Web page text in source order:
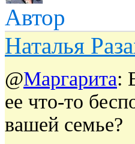
Автор
Наталья
@Маргарита:
ее что-то
вашей семье?